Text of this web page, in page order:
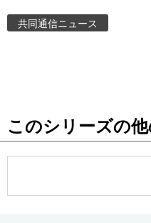
People
共同通信ニュース
このシリーズの